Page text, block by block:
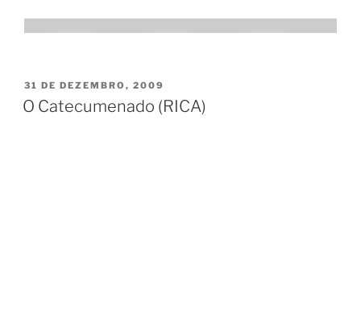
PUBLICADO
EM
31 DE DEZEMBRO, 2009
O Catecumenado (RICA)